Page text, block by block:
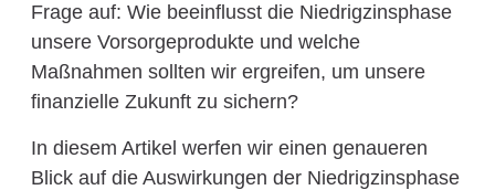
Frage auf: Wie beeinflusst die Niedrigzinsphase
unsere Vorsorgeprodukte und welche
Maßnahmen sollten wir ergreifen, um unsere
finanzielle Zukunft zu sichern?
In diesem Artikel werfen wir einen genaueren
Blick auf die Auswirkungen der Niedrigzinsphase